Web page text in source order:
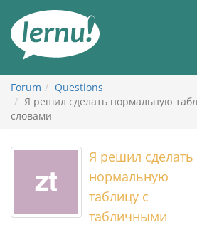
the
content
Forum
Questions
Я решил сделать нормальную
словами
Я решил сделать
нормальную
таблицу с
табличными